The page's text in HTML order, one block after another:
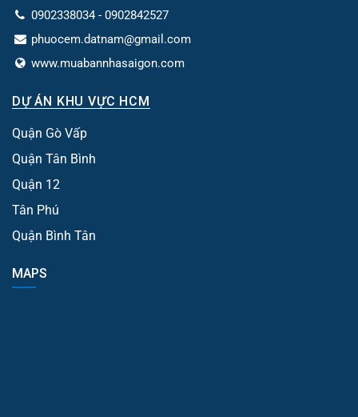
0902338034 - 0902842527
phuocem.datnam@gmail.com
www.muabannhasaigon.com
DỰ ÁN KHU VỰC HCM
Quận Gò Vấp
Quận Tân Bình
Quận 12
Tân Phú
Quận Bình Tân
MAPS